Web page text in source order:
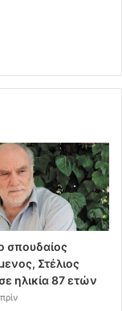
σπουδαίος
Στέλιος
ηλικία 87 ετών